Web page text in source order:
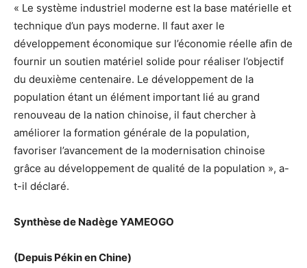
« Le système industriel moderne est la base matérielle et
technique d’un pays moderne. Il faut axer le
développement économique sur l’économie réelle afin de
fournir un soutien matériel solide pour réaliser l’objectif
du deuxième centenaire. Le développement de la
population étant un élément important lié au grand
renouveau de la nation chinoise, il faut chercher à
améliorer la formation générale de la population,
favoriser l’avancement de la modernisation chinoise
grâce au développement de qualité de la population », a-
t-il déclaré.
Synthèse de Nadège YAMEOGO
(Depuis Pékin en Chine)